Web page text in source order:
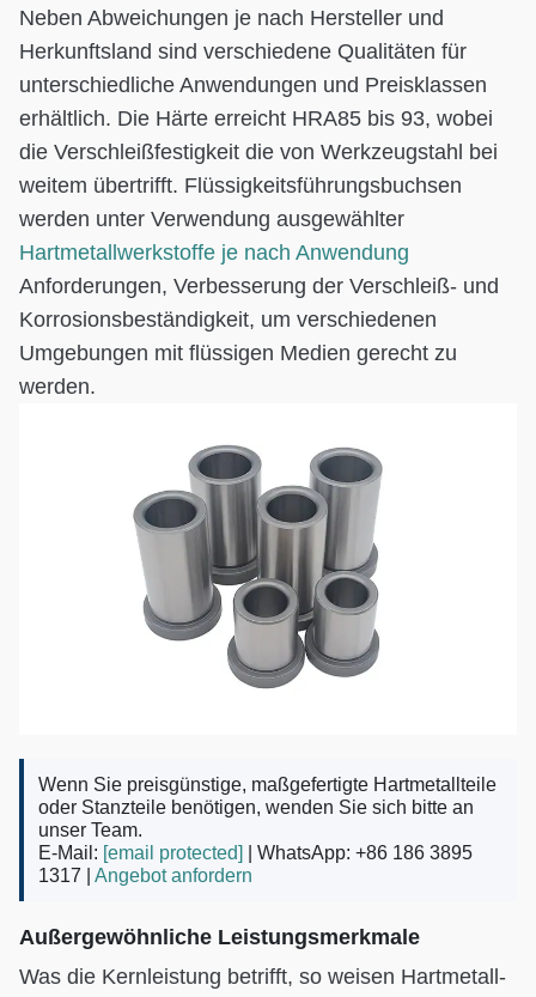
Neben Abweichungen je nach Hersteller und
Herkunftsland sind verschiedene Qualitäten für
unterschiedliche Anwendungen und Preisklassen
erhältlich. Die Härte erreicht HRA85 bis 93, wobei
die Verschleißfestigkeit die von Werkzeugstahl bei
weitem übertrifft. Flüssigkeitsführungsbuchsen
werden unter Verwendung ausgewählter
Hartmetallwerkstoffe je nach Anwendung
Anforderungen, Verbesserung der Verschleiß- und
Korrosionsbeständigkeit, um verschiedenen
Umgebungen mit flüssigen Medien gerecht zu
werden.
Wenn Sie preisgünstige, maßgefertigte Hartmetallteile
oder Stanzteile benötigen, wenden Sie sich bitte an
unser Team.
E-Mail: [email protected]
| WhatsApp: +86 186 3895
1317 | Angebot anfordern
Außergewöhnliche Leistungsmerkmale
Was die Kernleistung betrifft, so weisen Hartmetall-